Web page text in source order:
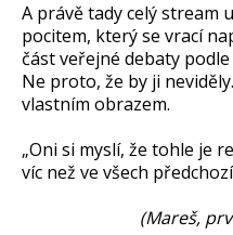
A právě tady celý stream
pocitem, který se vrací
část veřejné debaty
Ne proto, že by ji
vlastním obrazem.
„Oni si myslí, že tohle je
víc než ve všech
(Mareš,